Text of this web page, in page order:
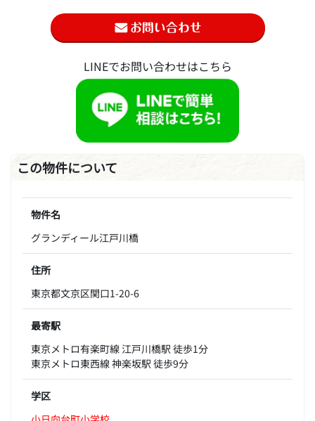
LINEでお問い合わせはこちら
この物件について
物件名
グランディール江戸川橋
住所
東京都文京区関口1-20-6
最寄駅
東京メトロ有楽町線 江戸川橋駅 徒歩1分
東京メトロ東西線 神楽坂駅 徒歩9分
学区